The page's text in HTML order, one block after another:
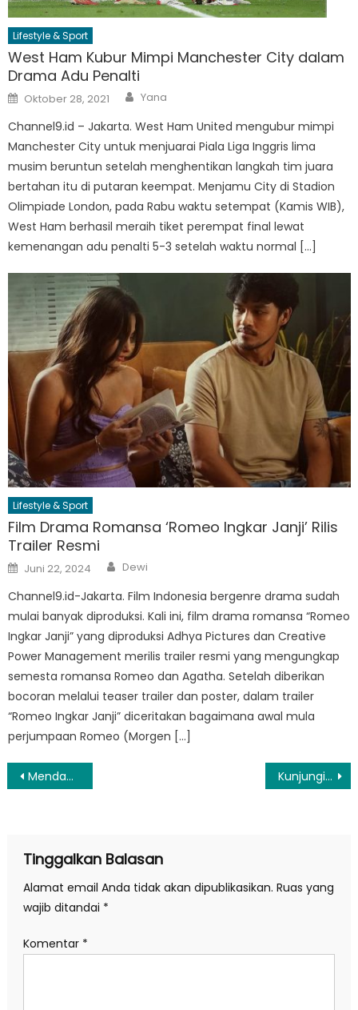
Lifestyle & Sport
West Ham Kubur Mimpi Manchester City dalam
Drama Adu Penalti
Posted
on
Oktober 28, 2021 Author
Yana
Channel9.id – Jakarta. West Ham United mengubur mimpi
Manchester City untuk menjuarai Piala Liga Inggris lima
musim beruntun setelah menghentikan langkah tim juara
bertahan itu di putaran keempat. Menjamu City di Stadion
Olimpiade London, pada Rabu waktu setempat (Kamis WIB),
West Ham berhasil meraih tiket perempat final lewat
kemenangan adu penalti 5-3 setelah waktu normal […]
Lifestyle & Sport
Film Drama Romansa ‘Romeo Ingkar Janji’ Rilis
Trailer Resmi
Posted
on
Juni 22, 2024 Author
Dewi
Channel9.id-Jakarta. Film Indonesia bergenre drama sudah
mulai banyak diproduksi. Kali ini, film drama romansa “Romeo
Ingkar Janji” yang diproduksi Adhya Pictures dan Creative
Power Management merilis trailer resmi yang mengungkap
semesta romansa Romeo dan Agatha. Setelah diberikan
bocoran melalui teaser trailer dan poster, dalam trailer
“Romeo Ingkar Janji” diceritakan bagaimana awal mula
perjumpaan Romeo (Morgen […]
Navigasi
Mendagri Minta Pemda Alokasikan Anggaran Untuk Stunting Kunjungi Tanjung Pasir, Jokowi Serap Aspirasi Nelayan
Tinggalkan Balasan
Alamat email Anda tidak akan dipublikasikan. Ruas yang
wajib ditandai *
Komentar *